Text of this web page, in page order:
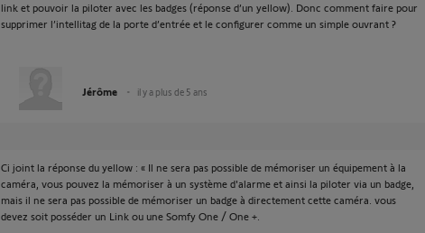
link et pouvoir la piloter avec les badges (réponse d’un yellow). Donc comment faire pour
supprimer l’intellitag de la porte d’entrée et le configurer comme un simple ouvrant ?
Jérôme il y a plus de 5 ans
Ci joint la réponse du yellow : « Il ne sera pas possible de mémoriser un équipement à la
caméra, vous pouvez la mémoriser à un système d'alarme et ainsi la piloter via un badge,
mais il ne sera pas possible de mémoriser un badge à directement cette caméra. vous
devez soit posséder un Link ou une Somfy One / One +.